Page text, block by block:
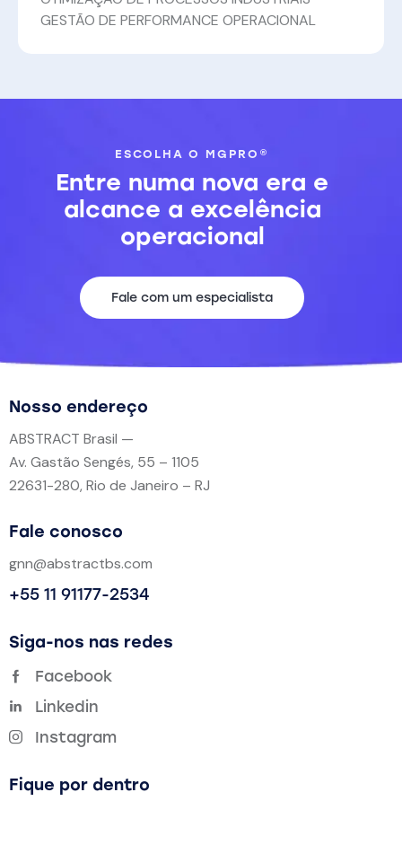
GESTÃO DE PERFORMANCE OPERACIONAL
ESCOLHA O MGPRO®
Entre numa nova era e
alcance a excelência
operacional
Fale com um especialista
Nosso endereço
ABSTRACT Brasil —
Av. Gastão Sengés, 55 – 1105
22631-280, Rio de Janeiro – RJ
Fale conosco
gnn@abstractbs.com
+55 11 91177-2534
Siga-nos nas redes
Facebook
Linkedin
Instagram
Fique por dentro